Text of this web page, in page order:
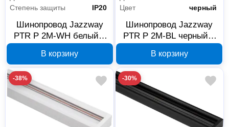
Степень защиты
IP20
Шинопровод Jazzway
PTR P 2M-WH белый 2
В корзину
Цвет
черный
Шинопровод Jazzway
PTR P 2M-BL черный 2
В корзину
-38% -30%